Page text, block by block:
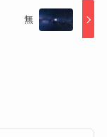
無